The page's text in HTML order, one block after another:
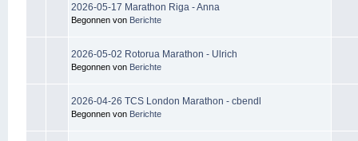
2026-05-17 Marathon Riga - Anna
Begonnen von Berichte
2026-05-02 Rotorua Marathon - Ulrich
Begonnen von Berichte
2026-04-26 TCS London Marathon - cbendl
Begonnen von Berichte